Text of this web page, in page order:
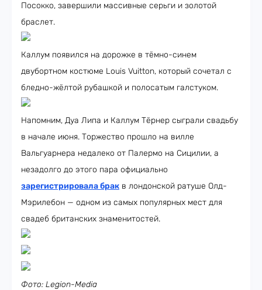
Посокко, завершили массивные серьги и золотой
браслет.
Каллум появился на дорожке в тёмно-синем
двубортном костюме Louis Vuitton, который сочетал с
бледно-жёлтой рубашкой и полосатым галстуком.
Напомним, Дуа Липа и Каллум Тёрнер сыграли свадьбу
в начале июня. Торжество прошло на вилле
Вальгуарнера недалеко от Палермо на Сицилии, а
незадолго до этого пара официально
зарегистрировала брак в лондонской ратуше Олд-
Мэрилебон — одном из самых популярных мест для
свадеб британских знаменитостей.
Фото: Legion-Media